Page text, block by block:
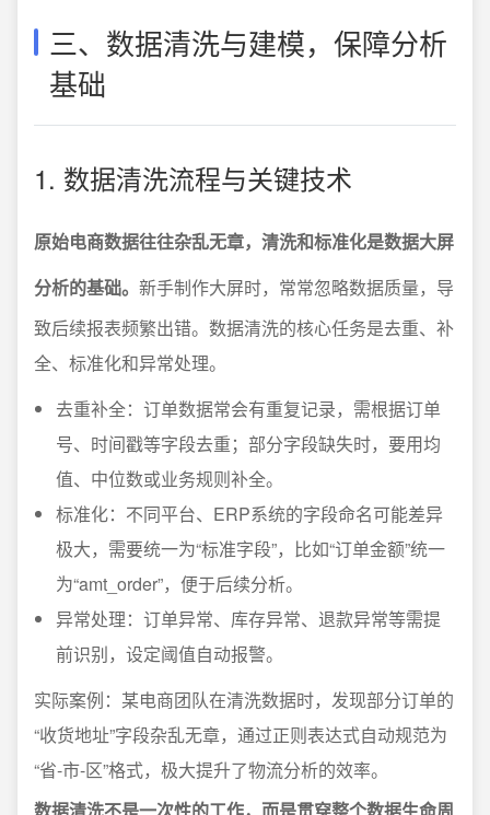
三、数据清洗与建模，保障分析
基础
1. 数据清洗流程与关键技术
原始电商数据往往杂乱无章，清洗和标准化是数据大屏
分析的基础。 新手制作大屏时，常常忽略数据质量，导
致后续报表频繁出错。数据清洗的核心任务是去重、补
全、标准化和异常处理。
去重补全：订单数据常会有重复记录，需根据订单
号、时间戳等字段去重；部分字段缺失时，要用均
值、中位数或业务规则补全。
标准化：不同平台、ERP系统的字段命名可能差异
极大，需要统一为“标准字段”，比如“订单金额”统一
为“amt_order”，便于后续分析。
异常处理：订单异常、库存异常、退款异常等需提
前识别，设定阈值自动报警。
实际案例：某电商团队在清洗数据时，发现部分订单的
“收货地址”字段杂乱无章，通过正则表达式自动规范为
“省-市-区”格式，极大提升了物流分析的效率。